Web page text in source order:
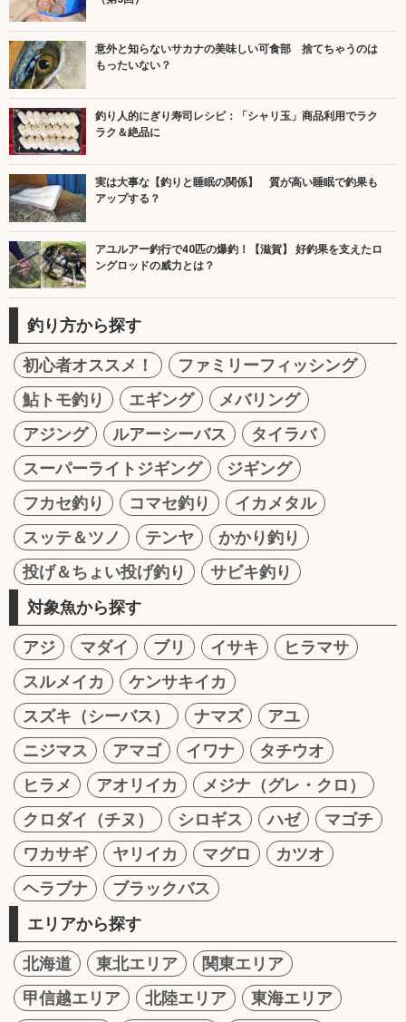
意外と知らないサカナの美味しい可食部 捨てちゃうのは
もったいない？
釣り人的にぎり寿司レシピ：「シャリ玉」商品利用でラク
ラク＆絶品に
実は大事な【釣りと睡眠の関係】 質が高い睡眠で釣果も
アップする？
アユルアー釣行で40匹の爆釣！【滋賀】 好釣果を支えたロ
ングロッドの威力とは？
釣り方から探す
初心者オススメ！
ファミリーフィッシング
鮎トモ釣り
エギング
メバリング
アジング
ルアーシーバス
タイラバ
スーパーライトジギング
ジギング
フカセ釣り
コマセ釣り
イカメタル
スッテ＆ツノ
テンヤ
かかり釣り
投げ＆ちょい投げ釣り
サビキ釣り
対象魚から探す
アジ マダイ ブリ イサキ
ヒラマサ
スルメイカ
ケンサキイカ
スズキ（シーバス）
ナマズ
アユ
ニジマス
アマゴ イワナ
タチウオ
ヒラメ
アオリイカ
メジナ（グレ・クロ）
クロダイ（チヌ）
シロギス ハゼ
マゴチ
ワカサギ
ヤリイカ マグロ
カツオ
ヘラブナ
ブラックバス
エリアから探す
北海道 東北エリア
関東エリア
甲信越エリア
北陸エリア
東海エリア